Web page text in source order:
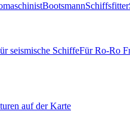
BootsmannSchiffsfitter
seismische SchiffeFür Ro-Ro
auf der Karte